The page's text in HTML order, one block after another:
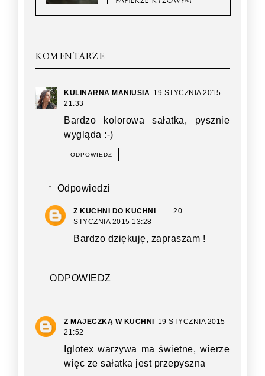
KOMENTARZE
KULINARNA MANIUSIA 19 STYCZNIA 2015
21:33
Bardzo kolorowa sałatka, pysznie
wygląda :-)
ODPOWIEDZ
Odpowiedzi
Z KUCHNI DO KUCHNI
20
STYCZNIA 2015 13:28
Bardzo dziękuję, zapraszam !
ODPOWIEDZ
Z MAJECZKĄ W KUCHNI 19 STYCZNIA 2015
21:52
Iglotex warzywa ma świetne, wierze
więc ze sałatka jest przepyszna